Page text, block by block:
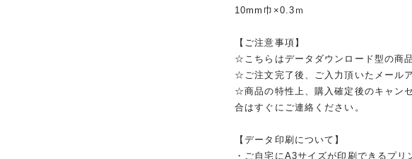
10mm巾×0.3ｍ
【ご注意事項】
☆こちらはデータダウンロード型の商品
☆ご注文完了後、ご入力頂いたメール
☆商品の特性上、購入確定後のキャン
合はすぐにご連絡ください。
【データ印刷について】
・ご自宅にA3サイズが印刷できるプ